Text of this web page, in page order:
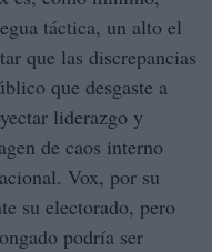
táctica, un alto el
que las discrepancias
que desgaste a
liderazgo y
de caos interno
Vox, por su
su electorado, pero
podría ser